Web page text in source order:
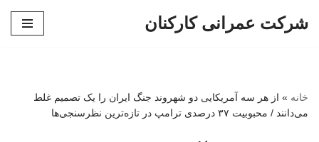
شرکت عمرانی کارکنان
خانه » از هر سه آمریکایی دو شهروند جنگ ایران را یک تصمیم غلط
می‌دانند / محبوبیت ۳۷ درصدی ترامپ در تازه‌ترین نظرسنجی‌ها